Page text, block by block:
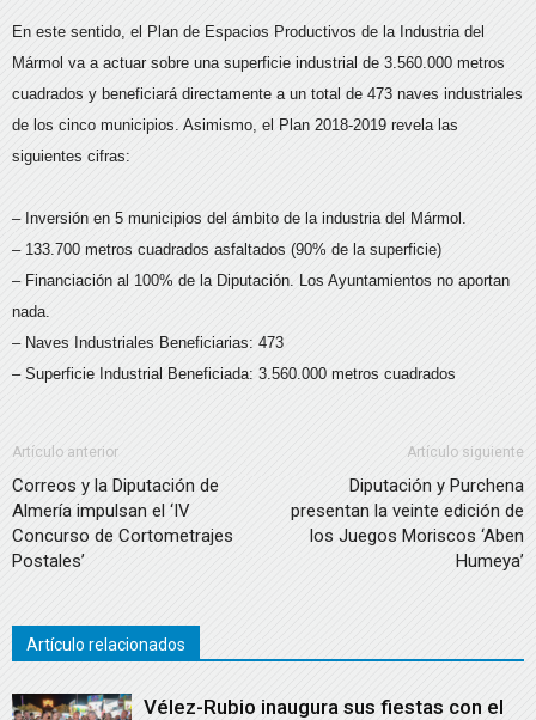
En este sentido, el Plan de Espacios Productivos de la Industria del
Mármol va a actuar sobre una superficie industrial de 3.560.000 metros
cuadrados y beneficiará directamente a un total de 473 naves industriales
de los cinco municipios. Asimismo, el Plan 2018-2019 revela las
siguientes cifras:
– Inversión en 5 municipios del ámbito de la industria del Mármol.
– 133.700 metros cuadrados asfaltados (90% de la superficie)
– Financiación al 100% de la Diputación. Los Ayuntamientos no aportan
nada.
– Naves Industriales Beneficiarias: 473
– Superficie Industrial Beneficiada: 3.560.000 metros cuadrados
Artículo anterior
Correos y la Diputación de
Almería impulsan el ‘IV
Concurso de Cortometrajes
Postales’
Artículo siguiente
Diputación y Purchena
presentan la veinte edición de
los Juegos Moriscos ‘Aben
Humeya’
Artículo relacionados
Vélez-Rubio inaugura sus fiestas con el